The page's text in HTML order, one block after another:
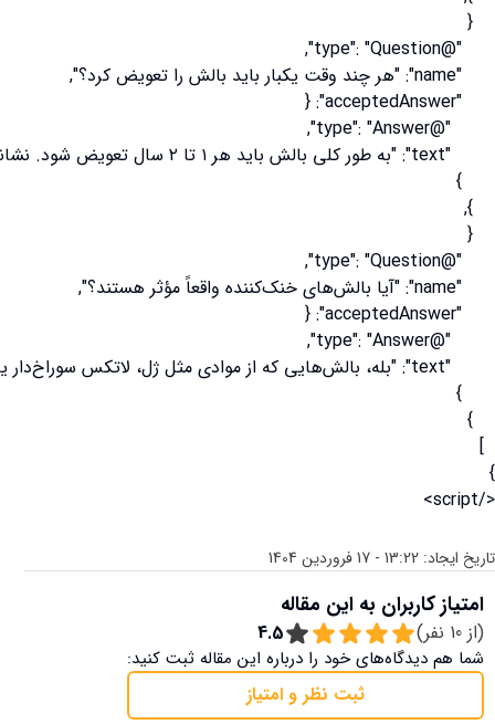
</script>
تاریخ ایجاد: 13:22 - 17 فروردین 1404
امتیاز کاربران به این مقاله
(از 10 نفر) 4.5
شما هم دیدگاه‌های خود را درباره این مقاله ثبت کنید:
ثبت نظر و امتیاز